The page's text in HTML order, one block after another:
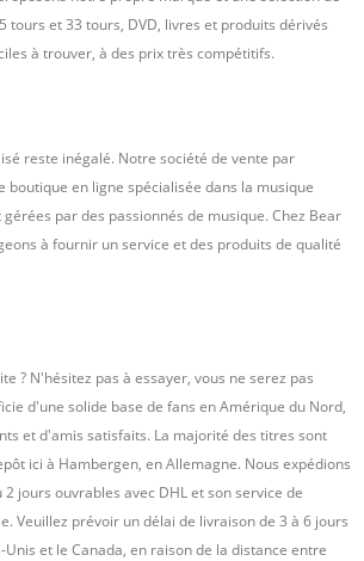
tours et 33 tours, DVD, livres et produits dérivés
à trouver, à des prix très compétitifs.
reste inégalé. Notre société de vente par
boutique en ligne spécialisée dans la musique
par des passionnés de musique. Chez Bear
à fournir un service et des produits de qualité
? N'hésitez pas à essayer, vous ne serez pas
d'une solide base de fans en Amérique du Nord,
et d'amis satisfaits. La majorité des titres sont
ici à Hambergen, en Allemagne. Nous expédions
jours ouvrables avec DHL et son service de
Veuillez prévoir un délai de livraison de 3 à 6 jours
et le Canada, en raison de la distance entre